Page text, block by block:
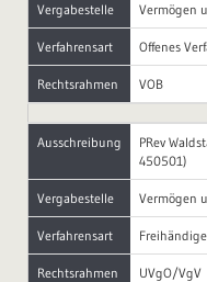
Vergabestelle Vermögen
Verfahrensart Offenes
Rechtsrahmen VOB
Ausschreibung
PRev
450501)
Vergabestelle Vermögen
Verfahrensart
Rechtsrahmen UVgO/VgV